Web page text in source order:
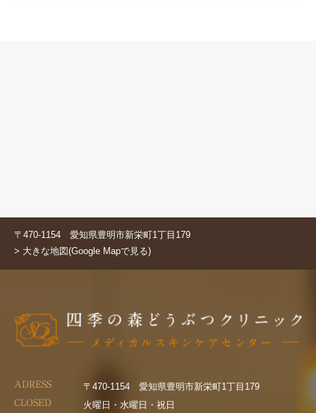
〒470-1154 愛知県豊明市新栄町1丁目179
> 大きな地図(Google Mapで見る)
ADRESS 〒470-1154 愛知県豊明市新栄町1丁目179
CLOSED 火曜日・水曜日・祝日